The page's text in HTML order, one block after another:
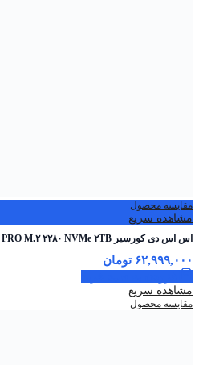
مقایسه محصول
مشاهده سریع
اس اس دی کورسیر MP۶۰۰ PRO M.۲ ۲۲۸۰ NVMe ۲TB
۶۲,۹۹۹,۰۰۰ تومان
مشاهده سریع
مقایسه محصول